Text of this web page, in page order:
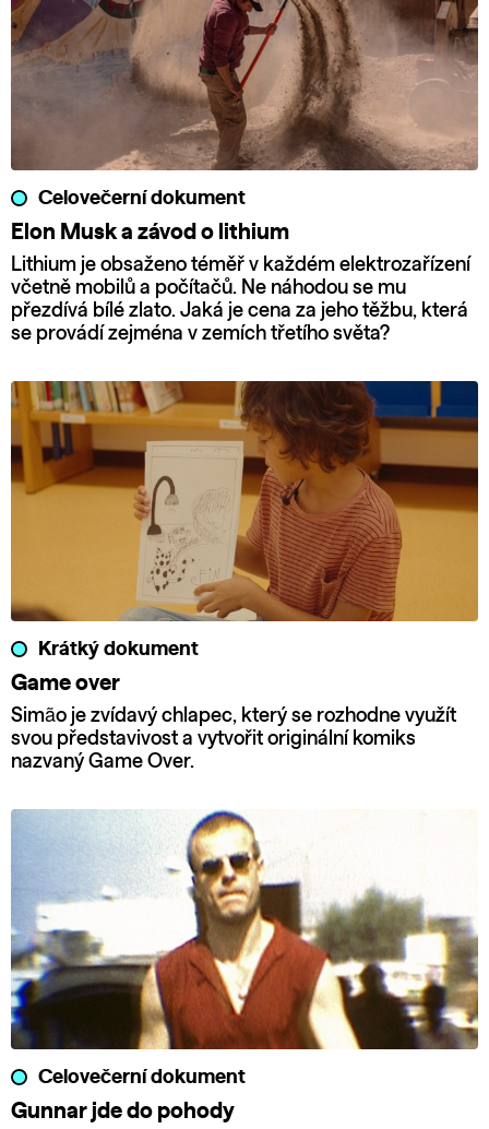
Celovečerní dokument
Elon Musk a závod o lithium
Lithium je obsaženo téměř v každém elektrozařízení
včetně mobilů a počítačů. Ne náhodou se mu
přezdívá bílé zlato. Jaká je cena za jeho těžbu, která
se provádí zejména v zemích třetího světa?
Krátký dokument
Game over
Simão je zvídavý chlapec, který se rozhodne využít
svou představivost a vytvořit originální komiks
nazvaný Game Over.
Celovečerní dokument
Gunnar jde do pohody